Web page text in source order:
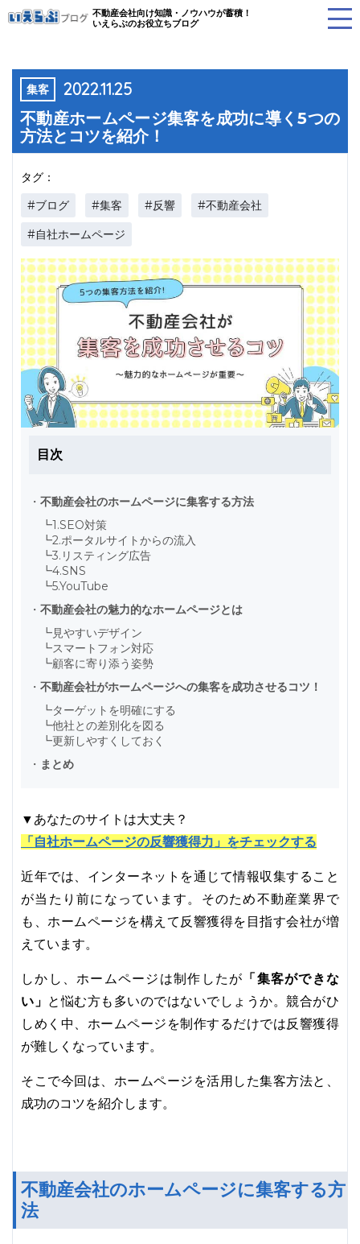
不動産会社向け知識・ノウハウが蓄積！
いえらぶのお役立ちブログ
集客 2022.11.25
不動産ホームページ集客を成功に導く5つの
方法とコツを紹介！
タグ：
#ブログ #集客 #反響
#不動産会社
#自社ホームページ
目次
・ 不動産会社のホームページに集客する方法
┗1.SEO対策
┗2.ポータルサイトからの流入
┗3.リスティング広告
┗4.SNS
┗5.YouTube
・ 不動産会社の魅力的なホームページとは
┗見やすいデザイン
┗スマートフォン対応
┗顧客に寄り添う姿勢
・ 不動産会社がホームページへの集客を成功させるコツ！
┗ターゲットを明確にする
┗他社との差別化を図る
┗更新しやすくしておく
・ まとめ
▼あなたのサイトは大丈夫？
「自社ホームページの反響獲得力」をチェックする
近年では、インターネットを通じて情報収集すること
が当たり前になっています。そのため不動産業界で
も、ホームページを構えて反響獲得を目指す会社が増
えています。
しかし、ホームページは制作したが 「集客ができな
い」 と悩む方も多いのではないでしょうか。競合がひ
しめく中、ホームページを制作するだけでは反響獲得
が難しくなっています。
そこで今回は、ホームページを活用した集客方法と、
成功のコツを紹介します。
不動産会社のホームページに集客する方
法